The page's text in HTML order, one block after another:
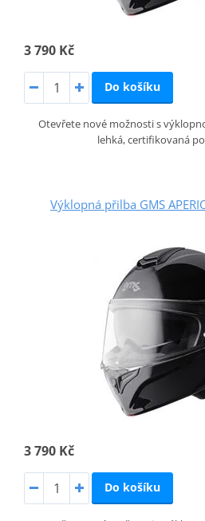
3 790 Kč
Do košíku
Otevřete nové možnosti s
lehká, certifikovaná
Výklopná přilba GMS
3 790 Kč
Do košíku